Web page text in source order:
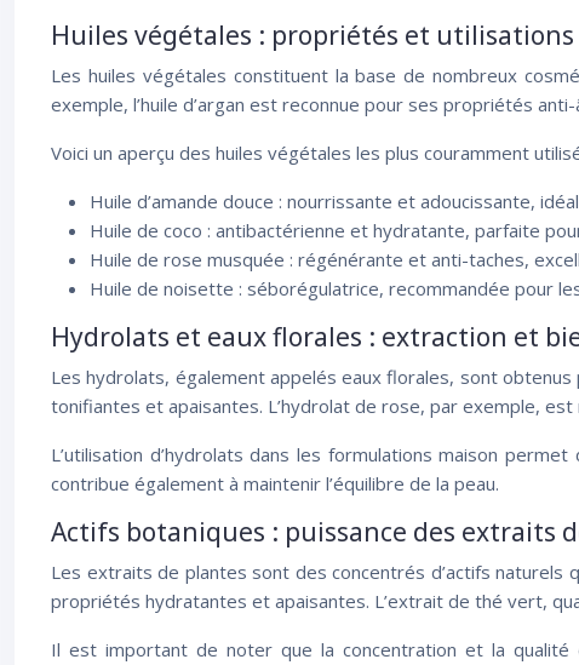
Huiles végétales : propriétés et
Les huiles végétales constituent la base de nombreux
exemple, l’huile d’argan est reconnue pour ses propriétés
Voici un aperçu des huiles végétales les plus couramment
Huile d’amande douce : nourrissante et adoucissante,
Huile de coco : antibactérienne et hydratante, parfaite
Huile de rose musquée : régénérante et anti-taches,
Huile de noisette : séborégulatrice, recommandée pour
Hydrolats et eaux florales : extraction et
Les hydrolats, également appelés eaux florales, sont
tonifiantes et apaisantes. L’hydrolat de rose, par exemple,
L’utilisation d’hydrolats dans les formulations maison
contribue également à maintenir l’équilibre de la peau.
Actifs botaniques : puissance des extraits
Les extraits de plantes sont des concentrés d’actifs naturels
propriétés hydratantes et apaisantes. L’extrait de thé vert,
Il est important de noter que la concentration et la qualité